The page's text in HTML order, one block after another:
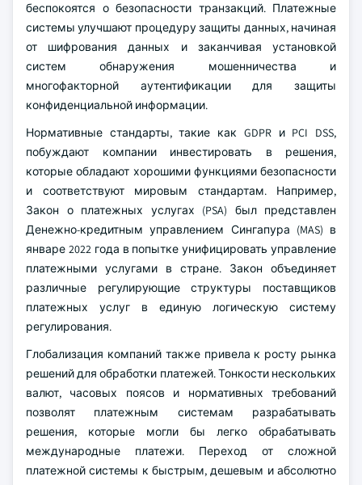
беспокоятся о безопасности транзакций. Платежные
системы улучшают процедуру защиты данных, начиная
от шифрования данных и заканчивая установкой
систем обнаружения мошенничества и
многофакторной аутентификации для защиты
конфиденциальной информации.
Нормативные стандарты, такие как GDPR и PCI DSS,
побуждают компании инвестировать в решения,
которые обладают хорошими функциями безопасности
и соответствуют мировым стандартам. Например,
Закон о платежных услугах (PSA) был представлен
Денежно-кредитным управлением Сингапура (MAS) в
январе 2022 года в попытке унифицировать управление
платежными услугами в стране. Закон объединяет
различные регулирующие структуры поставщиков
платежных услуг в единую логическую систему
регулирования.
Глобализация компаний также привела к росту рынка
решений для обработки платежей. Тонкости нескольких
валют, часовых поясов и нормативных требований
позволят платежным системам разрабатывать
решения, которые могли бы легко обрабатывать
международные платежи. Переход от сложной
платежной системы к быстрым, дешевым и абсолютно